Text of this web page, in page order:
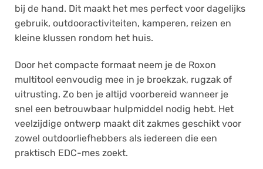
bij de hand. Dit maakt het mes perfect voor dagelijks
gebruik, outdooractiviteiten, kamperen, reizen en
kleine klussen rondom het huis.
Door het compacte formaat neem je de Roxon
multitool eenvoudig mee in je broekzak, rugzak of
uitrusting. Zo ben je altijd voorbereid wanneer je
snel een betrouwbaar hulpmiddel nodig hebt. Het
veelzijdige ontwerp maakt dit zakmes geschikt voor
zowel outdoorliefhebbers als iedereen die een
praktisch EDC-mes zoekt.